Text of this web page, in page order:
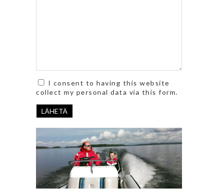
I consent to having this website
collect my personal data via this form.
LÄHETÄ